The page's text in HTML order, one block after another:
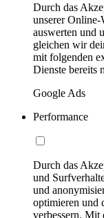
Durch das
unserer Online-
auswerten und
gleichen wir
mit folgenden
Dienste bereits
Google Ads
Performance
Durch das
und
und
optimieren und
verbessern.